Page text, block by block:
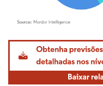
Imagem © Mordor Intelligence. O